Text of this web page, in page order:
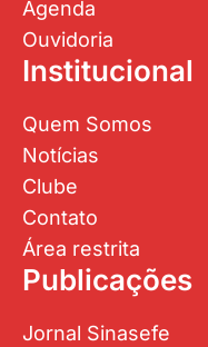
Agenda
Ouvidoria
Institucional
Quem Somos
Notícias
Clube
Contato
Área restrita
Publicações
Jornal Sinasefe